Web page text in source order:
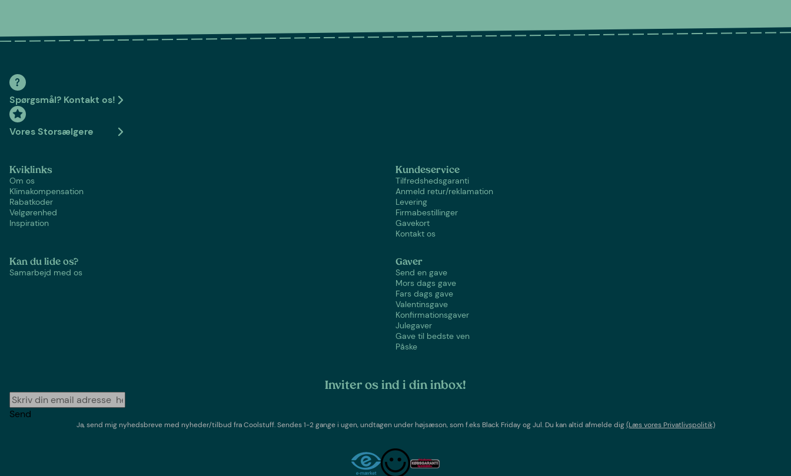
Spørgsmål? Kontakt os!
Vores Storsælgere
Kviklinks
Om os
Klimakompensation
Rabatkoder
Velgørenhed
Inspiration
Kundeservice
Tilfredshedsgaranti
Anmeld retur/reklamation
Levering
Firmabestillinger
Gavekort
Kontakt os
Kan du lide os?
Samarbejd med os
Gaver
Send en gave
Mors dags gave
Fars dags gave
Valentinsgave
Konfirmationsgaver
Julegaver
Gave til bedste ven
Påske
Inviter os ind i din inbox!
Send
Ja, send mig nyhedsbreve med nyheder/tilbud fraCoolstuff. Sendes 1-2 gange i ugen,undtagen under højsæson, som f.eks Black Friday og Jul. Du kan altid afmelde dig(Læs vores Privatlivspolitik)